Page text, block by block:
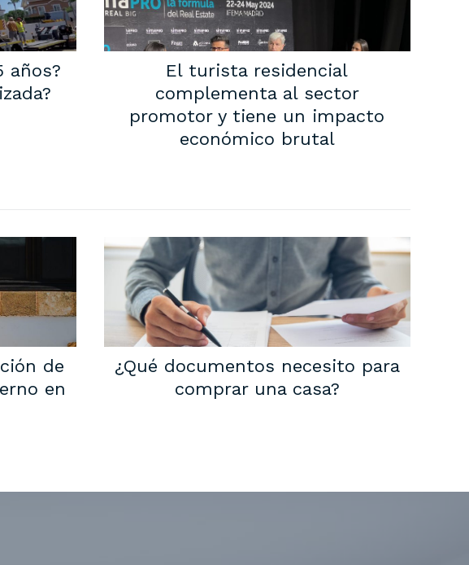
años?
El turista residencial
complementa al sector
promotor y tiene un impacto
económico brutal
de
en
¿Qué documentos necesito para
comprar una casa?